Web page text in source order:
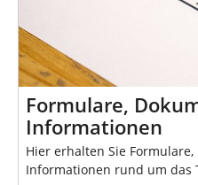
Formulare,
Informationen
Hier erhalten Sie
Informationen rund um das